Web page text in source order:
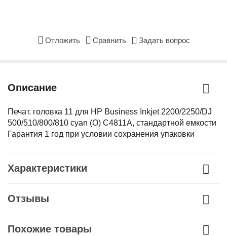
Отложить Сравнить Задать вопрос
Описание
Печат. головка 11 для HP Business Inkjet 2200/2250/DJ
500/510/800/810 cyan (О) C4811A, стандартной емкости
Гарантия 1 год при условии сохранения упаковки
Характеристики
Отзывы
Похожие товары